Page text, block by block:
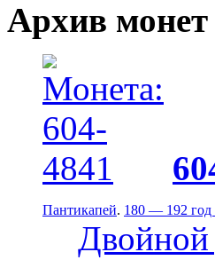
Архив монет
Пантикапей. 180 — 192 год
Двойной